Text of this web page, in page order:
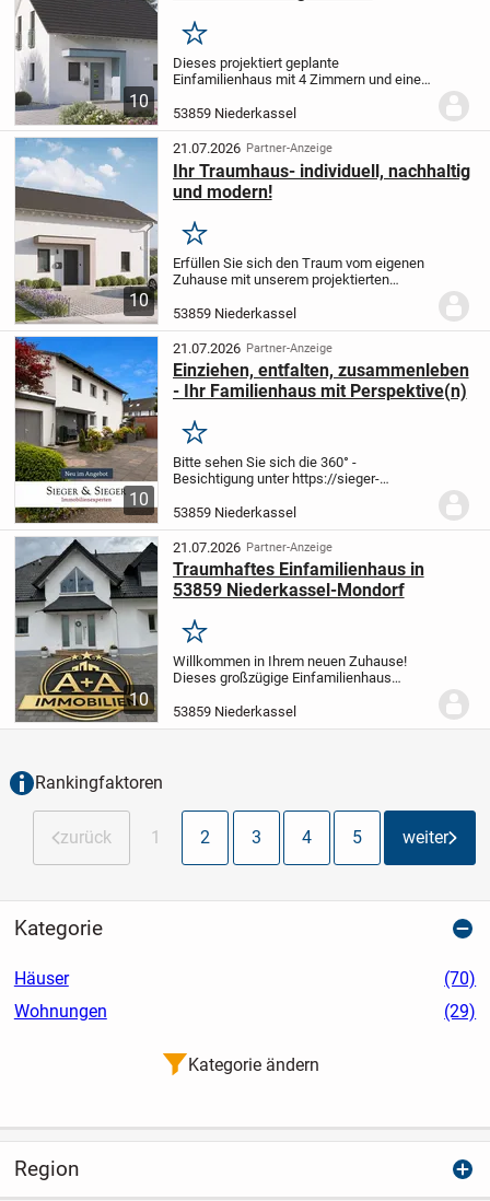
10
Merken
Dieses projektiert geplante
Einfamilienhaus mit 4 Zimmern und einer
Möglichkeit, Ihre ganz persönlichen
Wohnträume zu verwirklichen. Auf einem
322,71 m² großen...
53859 Niederkassel
10
21.07.2026 Partner-Anzeige
Ihr Traumhaus- individuell, nachhaltig
und modern!
Merken
Erfüllen Sie sich den Traum vom eigenen
Zuhause mit unserem projektierten
modernes Zuhause mit 143,26 m²
Wohnfläche, das ganz nach Ihren
Vorstellungen gestaltet...
53859 Niederkassel
10
21.07.2026 Partner-Anzeige
Einziehen, entfalten, zusammenleben
- Ihr Familienhaus mit Perspektive(n)
Merken
Bitte sehen Sie sich die 360° -
Besichtigung unter https://sieger-
einen Besichtigungstermin vereinbaren!
Der Besuch der 360° - Besichtigung sowie
ein...
53859 Niederkassel
10
21.07.2026 Partner-Anzeige
Traumhaftes Einfamilienhaus in
53859 Niederkassel-Mondorf
Merken
Willkommen in Ihrem neuen Zuhause!
Dieses großzügige Einfamilienhaus
Raumaufteilung, viel Licht und eine
hochwertige Ausstattung. Mit ca. 205 m²
53859 Niederkassel
Rankingfaktoren
zurück 1 2 3 4 5 weiter
Kategorie
Häuser
(70)
Wohnungen
(29)
Kategorie ändern
Region